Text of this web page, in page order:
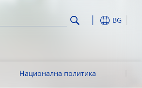
BG
Национална политика